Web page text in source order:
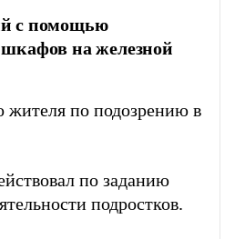
с помощью
на железной
жителя по подозрению в
по заданию
подростков.